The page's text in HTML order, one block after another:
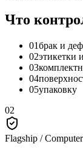
Что
01брак и
02этикетки
03
04
05упаковку
02
Flagship /